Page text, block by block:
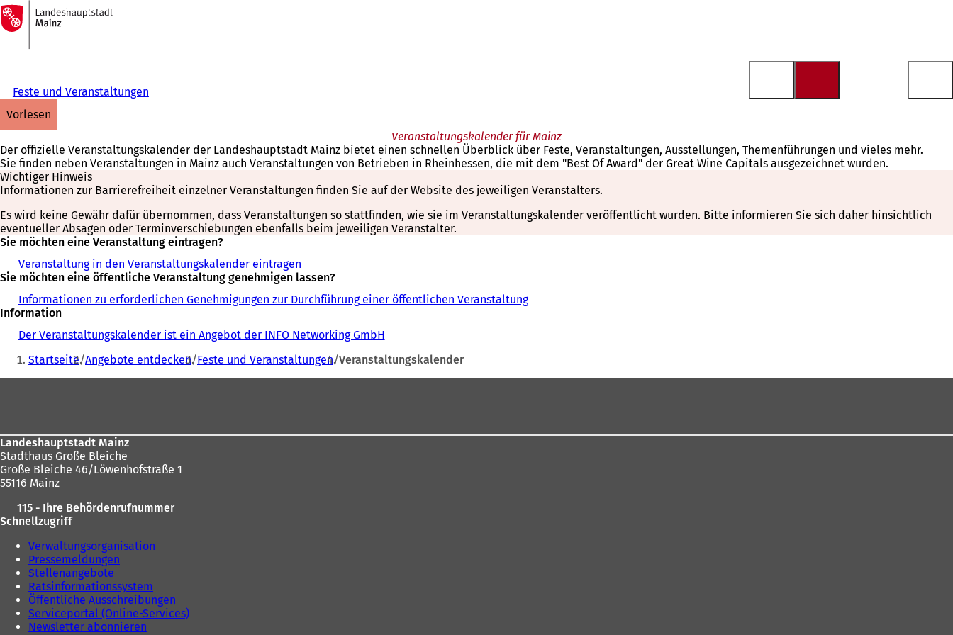
Inhalt anspringen
Zur
Startseite
Feste und Veranstaltungen
vorlesen
Veranstaltungskalender für Mainz
Der offizielle Veranstaltungskalender der Landeshauptstadt Mainz bietet einen schnellen Überblick über Feste, Veranstaltungen, Ausstellungen, Themenführungen und vieles mehr.
Sie finden neben Veranstaltungen in Mainz auch Veranstaltungen von Betrieben in Rheinhessen, die mit dem "Best Of Award" der Great Wine Capitals ausgezeichnet wurden.
Wichtiger Hinweis
Informationen zur Barrierefreiheit einzelner Veranstaltungen finden Sie auf der Website des jeweiligen Veranstalters.
Es wird keine Gewähr dafür übernommen, dass Veranstaltungen so stattfinden, wie sie im Veranstaltungskalender veröffentlicht wurden. Bitte informieren Sie sich daher hinsichtlich
eventueller Absagen oder Terminverschiebungen ebenfalls beim jeweiligen Veranstalter.
Sie möchten eine Veranstaltung eintragen?
Veranstaltung in den Veranstaltungskalender eintragen
Sie möchten eine öffentliche Veranstaltung genehmigen lassen?
Informationen zu erforderlichen Genehmigungen zur Durchführung einer öffentlichen Veranstaltung
Information
Der Veranstaltungskalender ist ein Angebot der INFO Networking GmbH
Sie
befinden
Startseite Angebote entdecken Feste und Veranstaltungen Veranstaltungskalender
Landeshauptstadt Mainz
Stadthaus Große Bleiche
Große Bleiche 46/Löwenhofstraße 1
55116 Mainz
115 - Ihre Behördenrufnummer
Schnellzugriff
Verwaltungsorganisation
Pressemeldungen
Stellenangebote
Ratsinformationssystem
Öffentliche Ausschreibungen
Serviceportal (Online-Services)
Newsletter abonnieren